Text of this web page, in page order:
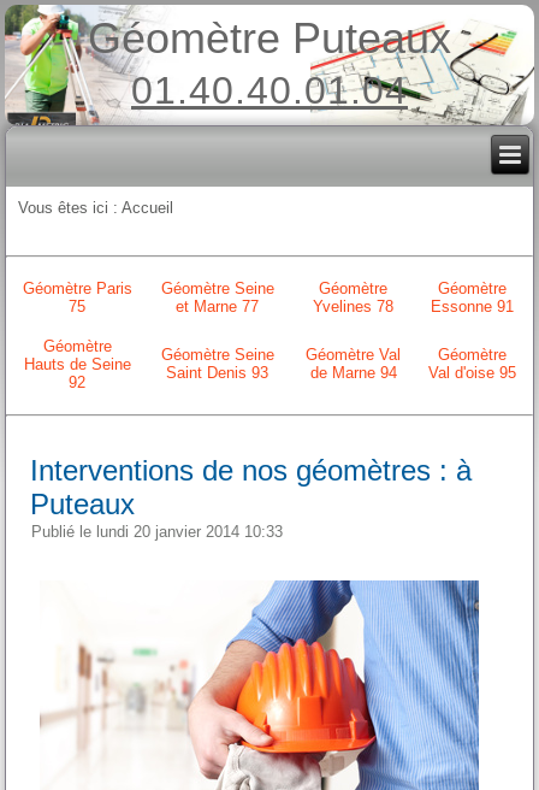
Géomètre Puteaux
01.40.40.01.04
Vous êtes ici :Accueil
Géomètre Paris
75
Géomètre Seine
et Marne 77
Géomètre
Yvelines 78
Géomètre
Essonne 91
Géomètre
Hauts de Seine
92
Géomètre Seine
Saint Denis 93
Géomètre Val
de Marne 94
Géomètre
Val d'oise 95
Interventions de nos géomètres : à
Puteaux
Publié le lundi 20 janvier 2014 10:33